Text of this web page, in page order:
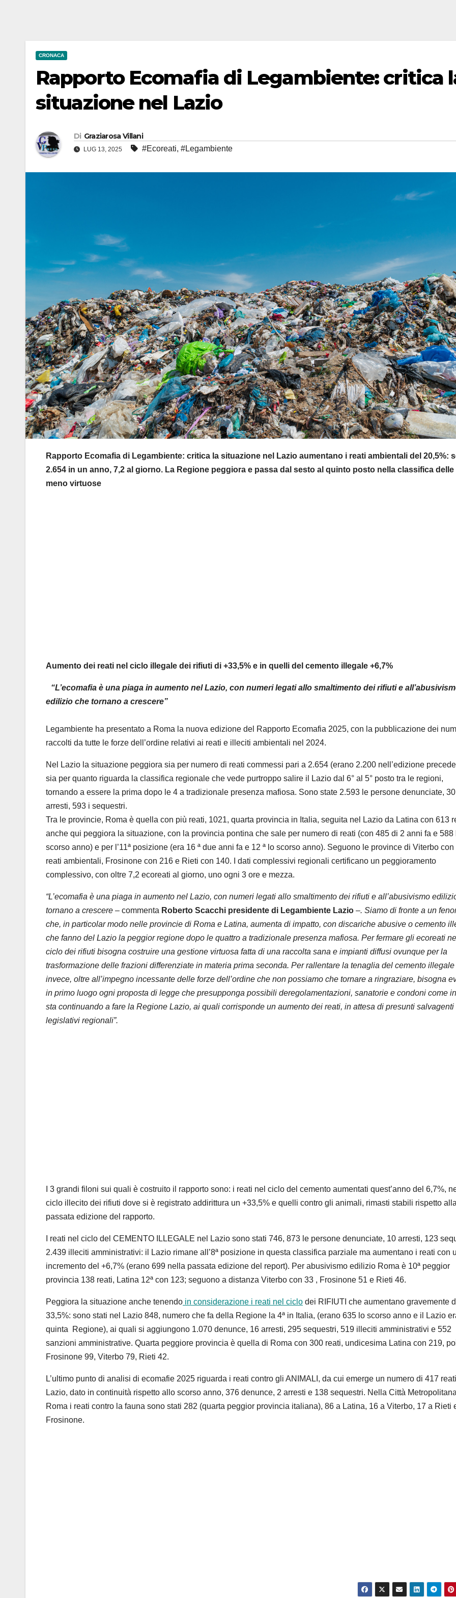
CRONACA
Rapporto Ecomafia di Legambiente: critica
situazione nel Lazio
Di Graziarosa Villani
LUG 13, 2025 #Ecoreati, #Legambiente
Rapporto Ecomafia di Legambiente: critica la situazione nel Lazio aumentano i reati ambientali del 20,5%:
2.654 in un anno, 7,2 al giorno. La Regione peggiora e passa dal sesto al quinto posto nella classifica delle
meno virtuose
Aumento dei reati nel ciclo illegale dei rifiuti di +33,5% e in quelli del cemento illegale +6,7%
“L’ecomafia è una piaga in aumento nel Lazio, con numeri legati allo smaltimento dei rifiuti e
edilizio che tornano a crescere”
Legambiente ha presentato a Roma la nuova edizione del Rapporto Ecomafia 2025, con la pubblicazione dei
raccolti da tutte le forze dell’ordine relativi ai reati e illeciti ambientali nel 2024.
Nel Lazio la situazione peggiora sia per numero di reati commessi pari a 2.654 (erano 2.200 nell’edizione
sia per quanto riguarda la classifica regionale che vede purtroppo salire il Lazio dal 6° al 5° posto tra le regioni,
tornando a essere la prima dopo le 4 a tradizionale presenza mafiosa. Sono state 2.593 le persone denunciate,
arresti, 593 i sequestri.
Tra le provincie, Roma è quella con più reati, 1021, quarta provincia in Italia, seguita nel Lazio da Latina con 613
anche qui peggiora la situazione, con la provincia pontina che sale per numero di reati (con 485 di 2 anni fa e 588
scorso anno) e per l’11ª posizione (era 16 ª due anni fa e 12 ª lo scorso anno). Seguono le province di Viterbo con
reati ambientali, Frosinone con 216 e Rieti con 140. I dati complessivi regionali certificano un peggioramento
complessivo, con oltre 7,2 ecoreati al giorno, uno ogni 3 ore e mezza.
“L’ecomafia è una piaga in aumento nel Lazio, con numeri legati allo smaltimento dei rifiuti e all’abusivismo
tornano a crescere – commenta Roberto Scacchi presidente di Legambiente Lazio –. Siamo di fronte a un
che, in particolar modo nelle provincie di Roma e Latina, aumenta di impatto, con discariche abusive o cemento
che fanno del Lazio la peggior regione dopo le quattro a tradizionale presenza mafiosa. Per fermare gli ecoreati
ciclo dei rifiuti bisogna costruire una gestione virtuosa fatta di una raccolta sana e impianti diffusi ovunque per la
trasformazione delle frazioni differenziate in materia prima seconda. Per rallentare la tenaglia del cemento illegale
invece, oltre all’impegno incessante delle forze dell’ordine che non possiamo che tornare a ringraziare, bisogna
in primo luogo ogni proposta di legge che presupponga possibili deregolamentazioni, sanatorie e condoni come
sta continuando a fare la Regione Lazio, ai quali corrisponde un aumento dei reati, in attesa di presunti salvagenti
legislativi regionali”.
I 3 grandi filoni sui quali è costruito il rapporto sono: i reati nel ciclo del cemento aumentati quest’anno del 6,7%,
ciclo illecito dei rifiuti dove si è registrato addirittura un +33,5% e quelli contro gli animali, rimasti stabili rispetto
passata edizione del rapporto.
I reati nel ciclo del CEMENTO ILLEGALE nel Lazio sono stati 746, 873 le persone denunciate, 10 arresti, 123
2.439 illeciti amministrativi: il Lazio rimane all’8ª posizione in questa classifica parziale ma aumentano i reati con
incremento del +6,7% (erano 699 nella passata edizione del report). Per abusivismo edilizio Roma è 10ª peggior
provincia 138 reati, Latina 12ª con 123; seguono a distanza Viterbo con 33 , Frosinone 51 e Rieti 46.
Peggiora la situazione anche tenendo in considerazione i reati nel ciclo dei RIFIUTI che aumentano gravemente
33,5%: sono stati nel Lazio 848, numero che fa della Regione la 4ª in Italia, (erano 635 lo scorso anno e il Lazio
quinta Regione), ai quali si aggiungono 1.070 denunce, 16 arresti, 295 sequestri, 519 illeciti amministrativi e 552
sanzioni amministrative. Quarta peggiore provincia è quella di Roma con 300 reati, undicesima Latina con 219,
Frosinone 99, Viterbo 79, Rieti 42.
L’ultimo punto di analisi di ecomafie 2025 riguarda i reati contro gli ANIMALI, da cui emerge un numero di 417
Lazio, dato in continuità rispetto allo scorso anno, 376 denunce, 2 arresti e 138 sequestri. Nella Città
Roma i reati contro la fauna sono stati 282 (quarta peggior provincia italiana), 86 a Latina, 16 a Viterbo, 17 a Rieti
Frosinone.